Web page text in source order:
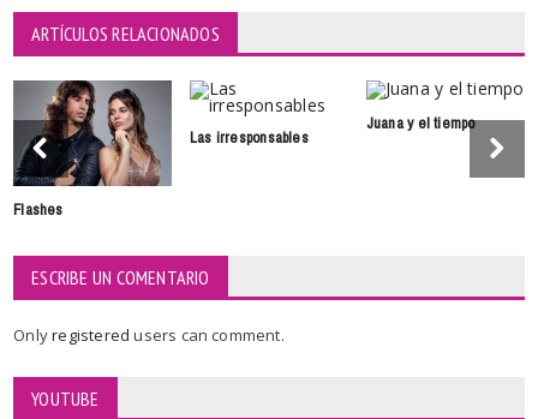
ARTÍCULOS RELACIONADOS
Flashes
Las irresponsables
Juana y el tiempo
ESCRIBE UN COMENTARIO
Onlyregisteredusers can comment.
YOUTUBE